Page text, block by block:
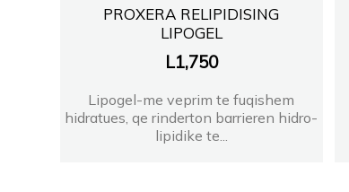
PROXERA RELIPIDISING
LIPOGEL
L1,750
Lipogel-me veprim te fuqishem
hidratues, qe rinderton barrieren hidro-
lipidike te...